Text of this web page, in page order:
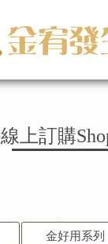
線上訂購
金好用系列